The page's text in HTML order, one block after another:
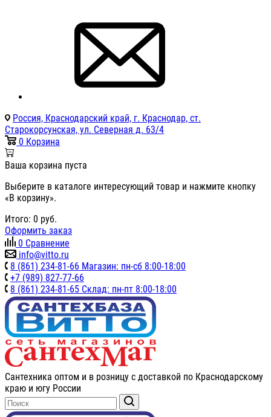
Россия, Краснодарский край, г. Краснодар, ст.
Старокорсунская, ул. Северная д. 63/4
0 Корзина
Ваша корзина пуста
Выберите в каталоге интересующий товар и нажмите кнопку
«В корзину».
Итого: 0 руб.
Оформить заказ
0 Сравнение
info@vitto.ru
8 (861) 234-81-66 Магазин: пн-сб 8:00-18:00
+7 (989) 827-77-66
8 (861) 234-81-65 Склад: пн-пт 8:00-18:00
Сантехника оптом и в розницу с доставкой по Краснодарскому
краю и югу России